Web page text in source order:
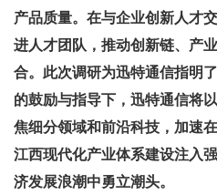
产品质量。在与企业创新人才
进人才团队，推动创新链、产
合。此次调研为迅特通信指明
的鼓励与指导下，迅特通信将
焦细分领域和前沿科技，加速
江西现代化产业体系建设注入
济发展浪潮中勇立潮头。